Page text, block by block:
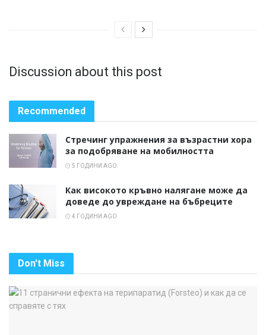
Discussion about this post
Recommended
Стречинг упражнения за възрастни хора
за подобряване на мобилността
5 ГОДИНИ AGO
Как високото кръвно налягане може да
доведе до увреждане на бъбреците
4 ГОДИНИ AGO
Don't Miss